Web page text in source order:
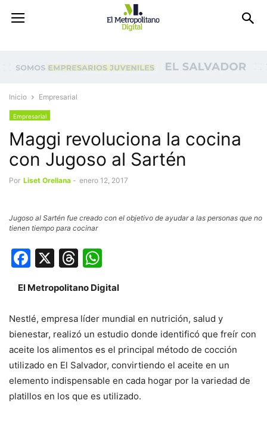
Inicio Empresarial
Empresarial
Maggi revoluciona la cocina
con Jugoso al Sartén
Por Liset Orellana - enero 12, 2017
Jugoso al Sartén fue creado con el objetivo de ayudar a las personas que no
tienen tiempo para cocinar
Facebook
X Threads
El Metropolitano Digital
Nestlé, empresa líder mundial en nutrición, salud y
bienestar, realizó un estudio donde identificó que freír con
aceite los alimentos es el principal método de cocción
utilizado en El Salvador, convirtiendo el aceite en un
elemento indispensable en cada hogar por la variedad de
platillos en los que es utilizado.